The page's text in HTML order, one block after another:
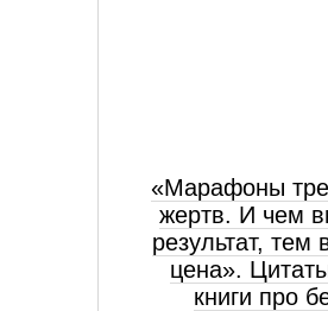
«Марафоны
жертв. И чем
результат, тем
цена».
книги про